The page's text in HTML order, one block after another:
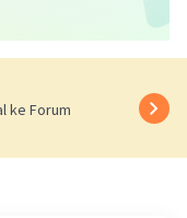
ke Forum